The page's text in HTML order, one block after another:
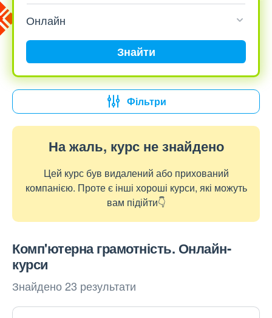
Знайти
Фільтри
На жаль, курс не знайдено
Цей курс був видалений або прихований
компанією. Проте є інші хороші курси, які можуть
вам підійти👇
Комп'ютерна грамотність. Онлайн-
курси
Знайдено 23 результати